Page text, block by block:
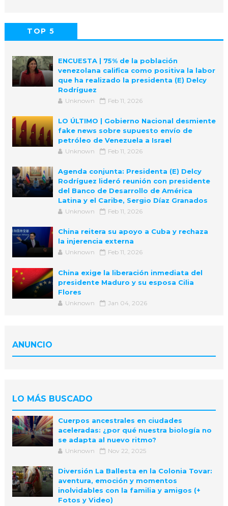
TOP 5
ENCUESTA | 75% de la población
venezolana califica como positiva la labor
que ha realizado la presidenta (E) Delcy
Rodríguez
Unknown Feb 11, 2026
LO ÚLTIMO | Gobierno Nacional desmiente
fake news sobre supuesto envío de
petróleo de Venezuela a Israel
Unknown Feb 11, 2026
Agenda conjunta: Presidenta (E) Delcy
Rodríguez lideró reunión con presidente
del Banco de Desarrollo de América
Latina y el Caribe, Sergio Díaz Granados
Unknown Feb 11, 2026
China reitera su apoyo a Cuba y rechaza
la injerencia externa
Unknown Feb 11, 2026
China exige la liberación inmediata del
presidente Maduro y su esposa Cilia
Flores
Unknown Jan 04, 2026
ANUNCIO
LO MÁS BUSCADO
Cuerpos ancestrales en ciudades
aceleradas: ¿por qué nuestra biología no
se adapta al nuevo ritmo?
Unknown Nov 22, 2025
Diversión La Ballesta en la Colonia Tovar:
aventura, emoción y momentos
inolvidables con la familia y amigos (+
Fotos y Video)